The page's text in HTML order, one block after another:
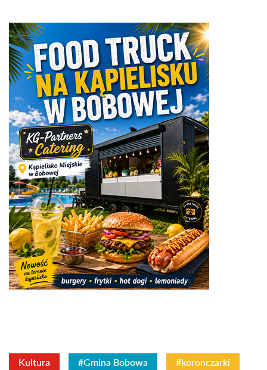
Kultura #Gmina Bobowa #koronczarki